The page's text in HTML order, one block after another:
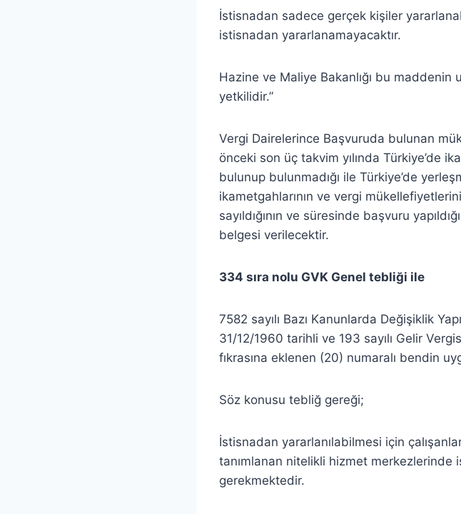
İstisnadan sadece gerçek kişiler
istisnadan yararlanamayacaktır.
Hazine ve Maliye Bakanlığı bu maddenin
yetkilidir.”
Vergi Dairelerince Başvuruda bulunan
önceki son üç takvim yılında Türkiye’de
bulunup bulunmadığı ile Türkiye’de
ikametgahlarının ve vergi
sayıldığının ve süresinde başvuru
belgesi verilecektir.
334 sıra nolu GVK Genel tebliği ile
7582 sayılı Bazı Kanunlarda Değişiklik
31/12/1960 tarihli ve 193 sayılı Gelir
fıkrasına eklenen (20) numaralı bendin
Söz konusu tebliğ gereği;
İstisnadan yararlanılabilmesi için
tanımlanan nitelikli hizmet merkezlerinde
gerekmektedir.